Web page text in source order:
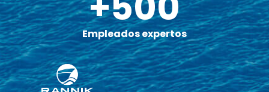
Empleados expertos